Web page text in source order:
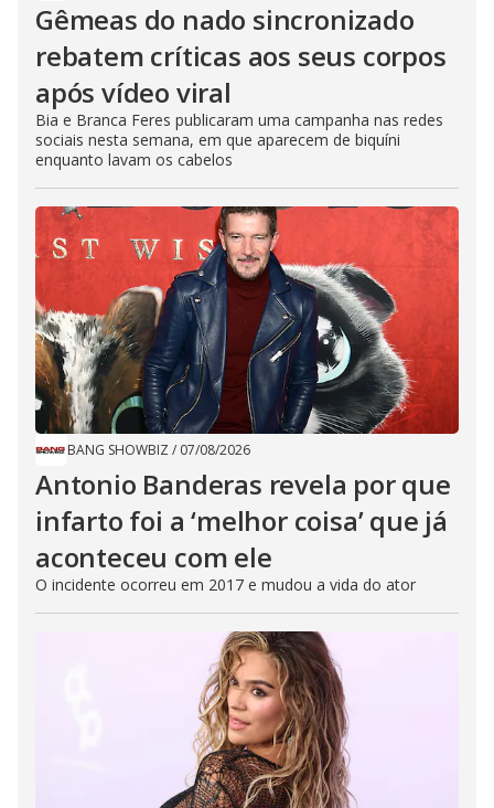
Gêmeas do nado sincronizado
rebatem críticas ​a​os seus corpos
após vídeo viral
Bia e Branca Feres publicaram uma campanha nas redes
sociais nesta semana, em que aparecem de biquíni
enquanto lavam os cabelos
BANG SHOWBIZ / 07/08/2026
Antonio Banderas revela por que
infarto foi a ‘melhor coisa’ que já
aconteceu com ele
O incidente ocorreu em 2017 e mudou a vida do ator